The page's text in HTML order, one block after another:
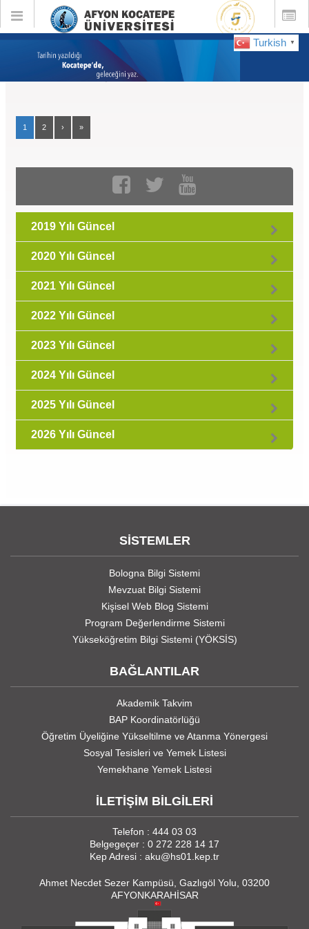
Toggle
global
Toggle
Turkish ▼
GÜNCEL : Mayıs 2026
1 2 › »
2019 Yılı Güncel
2020 Yılı Güncel
2021 Yılı Güncel
2022 Yılı Güncel
2023 Yılı Güncel
2024 Yılı Güncel
2025 Yılı Güncel
2026 Yılı Güncel
SİSTEMLER
Bologna Bilgi Sistemi
Mevzuat Bilgi Sistemi
Kişisel Web Blog Sistemi
Program Değerlendirme Sistemi
Yükseköğretim Bilgi Sistemi (YÖKSİS)
BAĞLANTILAR
Akademik Takvim
BAP Koordinatörlüğü
Öğretim Üyeliğine Yükseltilme ve Atanma Yönergesi
Sosyal Tesisleri ve Yemek Listesi
Yemekhane Yemek Listesi
İLETİŞİM BİLGİLERİ
Telefon : 444 03 03
Belgegeçer : 0 272 228 14 17
Kep Adresi : aku@hs01.kep.tr
Ahmet Necdet Sezer Kampüsü, Gazlıgöl Yolu, 03200
AFYONKARAHİSAR